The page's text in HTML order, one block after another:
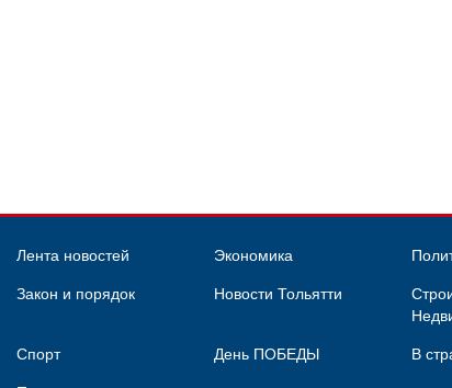
Лента новостей Экономика
Закон и порядок Новости Тольятти
Спорт День ПОБЕДЫ В